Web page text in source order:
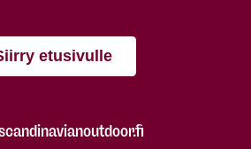
etusivulle